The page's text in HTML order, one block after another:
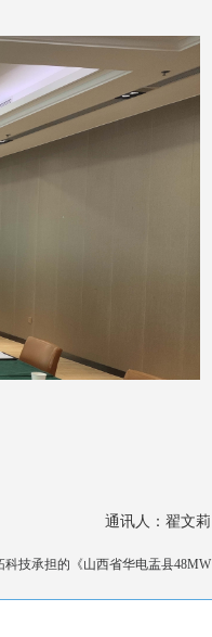
通讯人：翟文莉
技承担的《山西省华电盂县48MW